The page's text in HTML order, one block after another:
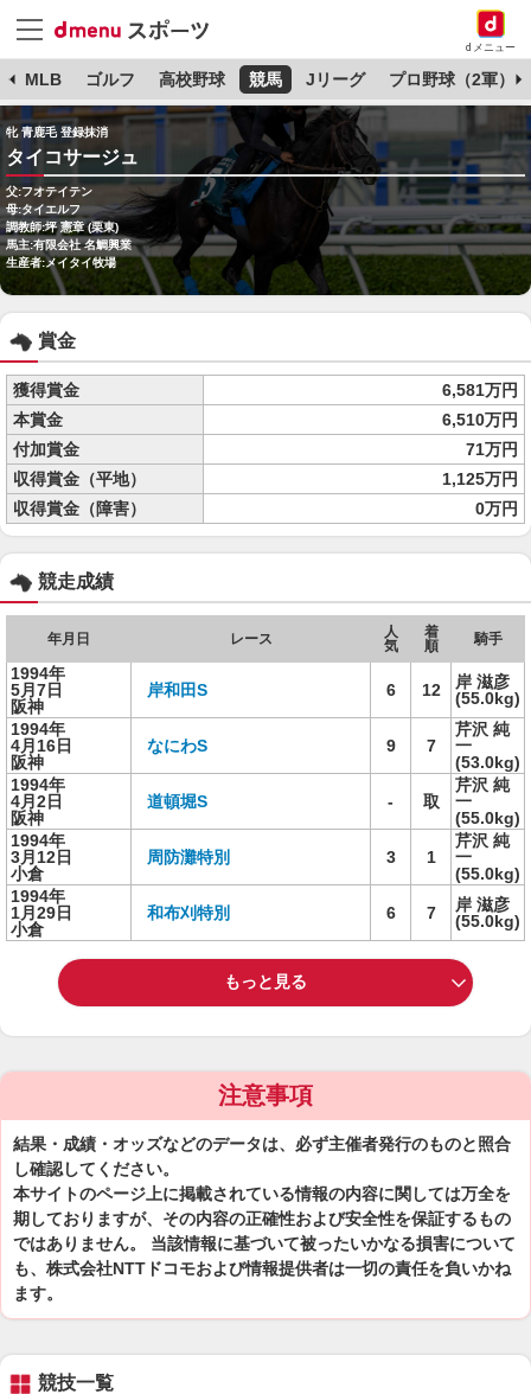
dメニュー
MLB ゴルフ 高校野球 競馬 Jリーグ プロ野球（2軍）
牝 青鹿毛 登録抹消
タイコサージュ
父:フオテイテン
母:タイエルフ
調教師:坪 憲章 (栗東)
馬主:有限会社 名鯛興業
生産者:メイタイ牧場
賞金
獲得賞金
6,581万円
本賞金
6,510万円
付加賞金
71万円
収得賞金（平地）
1,125万円
収得賞金（障害）
0万円
競走成績
年月日 レース
人
気
着
順
騎手
1994年
5月7日
阪神
岸和田S 6 12
岸 滋彦
(55.0kg)
1994年
4月16日
阪神
なにわS 9 7
芹沢 純
一
(53.0kg)
1994年
4月2日
阪神
道頓堀S - 取
芹沢 純
一
(55.0kg)
1994年
3月12日
小倉
周防灘特別 3 1
芹沢 純
一
(55.0kg)
1994年
1月29日
小倉
和布刈特別 6 7
岸 滋彦
(55.0kg)
もっと見る
注意事項
結果・成績・オッズなどのデータは、必ず主催者発行のものと照合
し確認してください。
本サイトのページ上に掲載されている情報の内容に関しては万全を
期しておりますが、その内容の正確性および安全性を保証するもの
ではありません。 当該情報に基づいて被ったいかなる損害について
も、株式会社NTTドコモおよび情報提供者は一切の責任を負いかね
ます。
競技一覧